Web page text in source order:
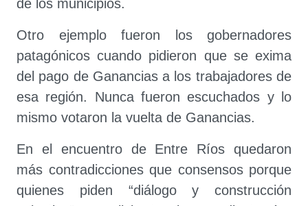
de los municipios.
Otro ejemplo fueron los gobernadores
patagónicos cuando pidieron que se exima
del pago de Ganancias a los trabajadores de
esa región. Nunca fueron escuchados y lo
mismo votaron la vuelta de Ganancias.
En el encuentro de Entre Ríos quedaron
más contradicciones que consensos porque
quienes piden “diálogo y construcción